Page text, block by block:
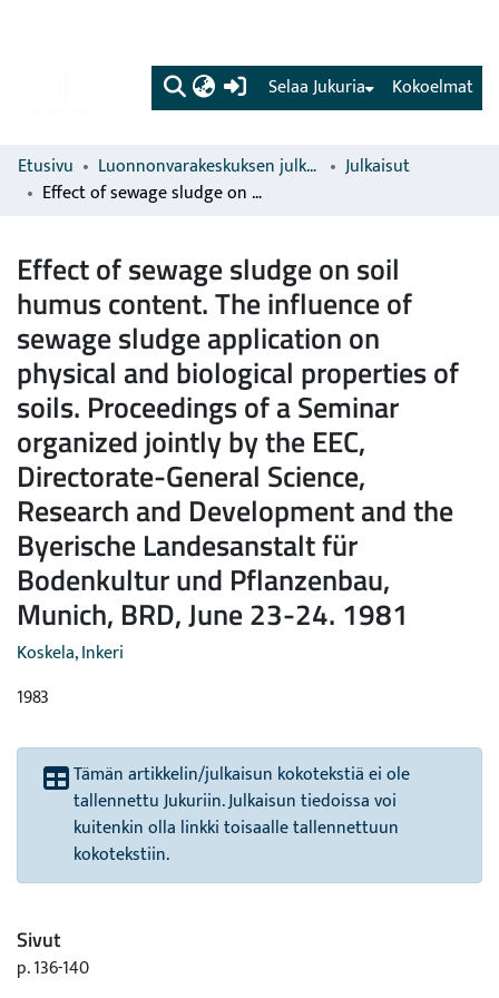
(current) Kokoelmat
Selaa Jukuria
Etusivu Luonnonvarakeskuksen julkaisut
Julkaisut
Effect of sewage sludge on soil humus content. The influence of sewage sludge application on physical and biological properties of soils. Proceedings of a Seminar organized jointly by the EEC, Directorate-General Science, Research and Development and the Byerische Landesanstalt für Bodenkultur und Pflanzenbau, Munich, BRD, June 23-24. 1981
Effect of sewage sludge on soil
humus content. The influence of
sewage sludge application on
physical and biological properties of
soils. Proceedings of a Seminar
organized jointly by the EEC,
Directorate-General Science,
Research and Development and the
Byerische Landesanstalt für
Bodenkultur und Pflanzenbau,
Munich, BRD, June 23-24. 1981
Koskela, Inkeri
1983
Tämän artikkelin/julkaisun kokotekstiä ei ole
tallennettu Jukuriin. Julkaisun tiedoissa voi
kuitenkin olla linkki toisaalle tallennettuun
kokotekstiin.
Sivut
p. 136-140